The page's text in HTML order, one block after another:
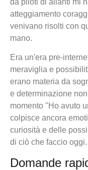
da piloti di alianti mi
atteggiamento
venivano risolti con
mano.
Era un'era pre-
meraviglia e
erano materia da
e determinazione
momento "Ho avuto
colpisce ancora
curiosità e delle
di ciò che faccio oggi.
Domande